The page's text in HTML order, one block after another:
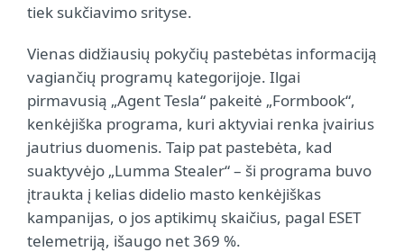
tiek sukčiavimo srityse.
Vienas didžiausių pokyčių pastebėtas informaciją
vagiančių programų kategorijoje. Ilgai
pirmavusią „Agent Tesla“ pakeitė „Formbook“,
kenkėjiška programa, kuri aktyviai renka įvairius
jautrius duomenis. Taip pat pastebėta, kad
suaktyvėjo „Lumma Stealer“ – ši programa buvo
įtraukta į kelias didelio masto kenkėjiškas
kampanijas, o jos aptikimų skaičius, pagal ESET
telemetriją, išaugo net 369 %.